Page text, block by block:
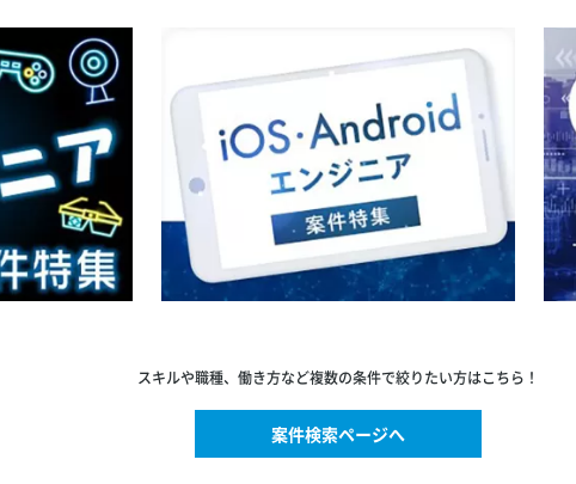
スキルや職種、働き方など複数の条件で絞りたい方はこちら！
案件検索ページへ